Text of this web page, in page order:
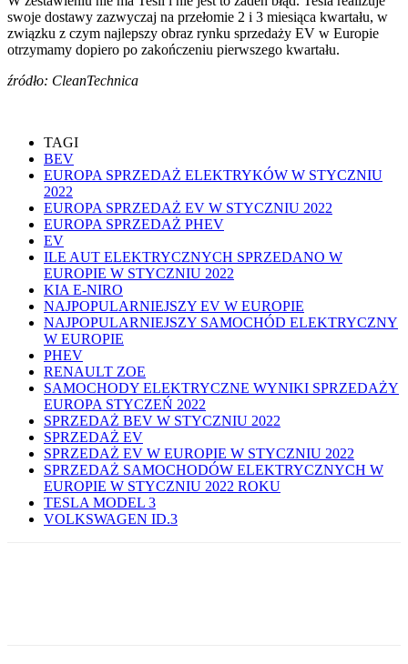
swoje dostawy zazwyczaj na przełomie 2 i 3 miesiąca kwartału, w
związku z czym najlepszy obraz rynku sprzedaży EV w Europie
otrzymamy dopiero po zakończeniu pierwszego kwartału.
źródło: CleanTechnica
TAGI
BEV
EUROPA SPRZEDAŻ ELEKTRYKÓW W STYCZNIU
2022
EUROPA SPRZEDAŻ EV W STYCZNIU 2022
EUROPA SPRZEDAŻ PHEV
EV
ILE AUT ELEKTRYCZNYCH SPRZEDANO W
EUROPIE W STYCZNIU 2022
KIA E-NIRO
NAJPOPULARNIEJSZY EV W EUROPIE
NAJPOPULARNIEJSZY SAMOCHÓD ELEKTRYCZNY
W EUROPIE
PHEV
RENAULT ZOE
SAMOCHODY ELEKTRYCZNE WYNIKI SPRZEDAŻY
EUROPA STYCZEŃ 2022
SPRZEDAŻ BEV W STYCZNIU 2022
SPRZEDAŻ EV
SPRZEDAŻ EV W EUROPIE W STYCZNIU 2022
SPRZEDAŻ SAMOCHODÓW ELEKTRYCZNYCH W
EUROPIE W STYCZNIU 2022 ROKU
TESLA MODEL 3
VOLKSWAGEN ID.3